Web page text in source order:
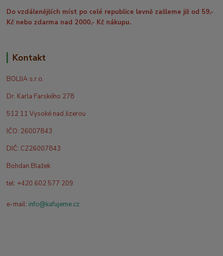
Do vzdálenějších míst po celé republice levně zašleme již od 59,-
Kč nebo zdarma nad 2000,- Kč nákupu.
Kontakt
BOLIJA s.r.o.
Dr. Karla Farského 278
512 11 Vysoké nad Jizerou
IČO: 26007843
DIČ: CZ26007843
Bohdan Blažek
tel: +420 602 577 209
e-mail: info@kafujeme.cz